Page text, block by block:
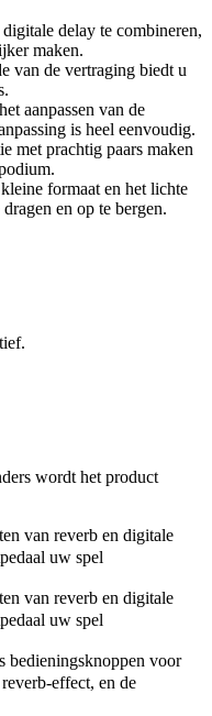
delay te combineren,
maken.
van de vertraging biedt u
aanpassen van de
is heel eenvoudig.
met prachtig paars maken
formaat en het lichte
en op te bergen.
wordt het product
van reverb en digitale
uw spel
van reverb en digitale
uw spel
bedieningsknoppen voor
effect, en de